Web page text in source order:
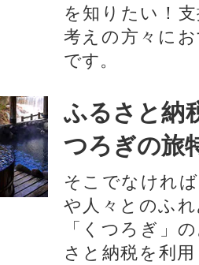
を知りたい！
考えの方々に
です。
ふるさと納
つろぎの旅
そこでなけれ
や人々とのふ
「くつろぎ」
さと納税を利